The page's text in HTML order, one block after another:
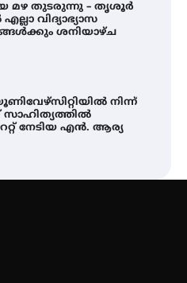
മഴ തുടരുന്നു – തൃശൂർ
വിദ്യാഭ്യാസ
ശനിയാഴ്ച
നിന്ന്
സാഹിത്യത്തിൽ
നേടിയ എൻ. ആര്യ